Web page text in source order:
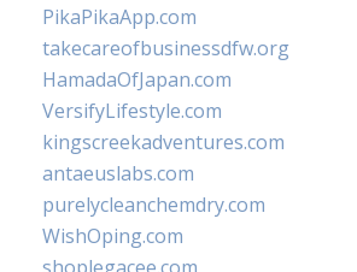
PikaPikaApp.com
takecareofbusinessdfw.org
HamadaOfJapan.com
VersifyLifestyle.com
kingscreekadventures.com
antaeuslabs.com
purelycleanchemdry.com
WishOping.com